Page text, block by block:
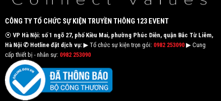
CÔNG TY TỔ CHỨC SỰ KIỆN TRUYỀN THÔNG 123 EVENT
⦿ VP Hà Nội: số 1 ngõ 27, phố Kiều Mai, phường Phúc Diễn, quận Bắc Từ Liêm,
Hà Nội ✆ Hotline đặt dịch vụ:▶ Tổ chức sự kiện trọn gói: 0982 253090▶ Cung
cấp thiết bị - nhân sự: 0982 253090